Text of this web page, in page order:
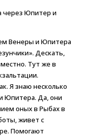
через Юпитер и
Венеры и Юпитера
Дескать,
Тут же в
Я знаю несколько
Юпитера. Да, они
оных в Рыбах в
живет с
Помогают